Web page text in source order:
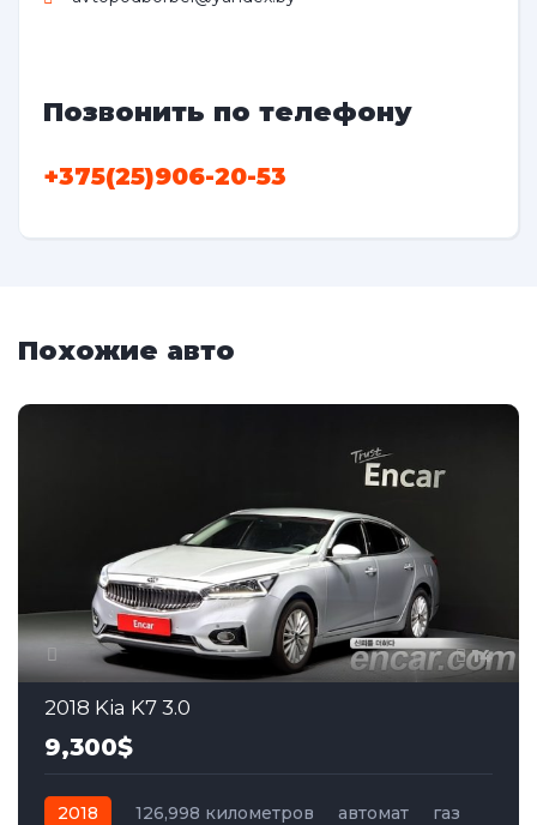
Позвонить по телефону
+375(25)906-20-53
Похожие авто
14
2018 Kia K7 3.0
9,300$
2018 126,998 километров автомат
газ